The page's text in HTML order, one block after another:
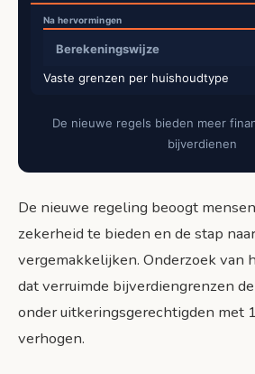
Berekeningswijze
Vaste grenzen per huishoudtype
De nieuwe regels bieden meer
bijverdienen
De nieuwe regeling beoogt
zekerheid te bieden en de stap
vergemakkelijken. Onderzoek van
dat verruimde bijverdiengrenzen
onder uitkeringsgerechtigden met
verhogen.